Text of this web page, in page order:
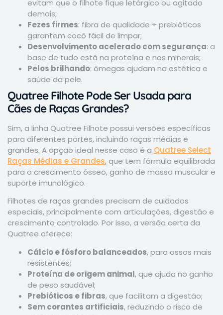
evitam que o filhote fique letárgico ou agitado
demais;
Fezes firmes: fibra de qualidade + prebióticos
garantem cocô fácil de limpar;
Desenvolvimento acelerado com segurança: a
base de tudo está na proteína e nos minerais;
Pelos brilhando: ômegas ajudam na estética e
saúde da pele.
Quatree Filhote Pode Ser Usada para
Cães de Raças Grandes?
Sim, a linha Quatree Filhote possui versões específicas
para diferentes portes, incluindo raças médias e
grandes. A opção ideal nesse caso é a Quatree Select
Raças Médias e Grandes, que tem fórmula equilibrada
para o crescimento ósseo, ganho de massa muscular e
suporte imunológico.
Filhotes de raças grandes precisam de cuidados
especiais, principalmente com articulações, digestão e
crescimento controlado. Por isso, a versão certa da
Quatree oferece:
Cálcio e fósforo balanceados, para ossos mais
resistentes;
Proteína de origem animal, que ajuda no ganho
de peso saudável;
Prebióticos e fibras, que facilitam a digestão;
Sem corantes artificiais, reduzindo o risco de